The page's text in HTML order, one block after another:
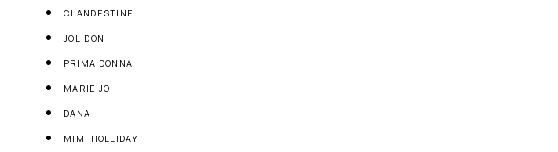
CLANDESTINE
JOLIDON
PRIMA DONNA
MARIE JO
DANA
MIMI HOLLIDAY